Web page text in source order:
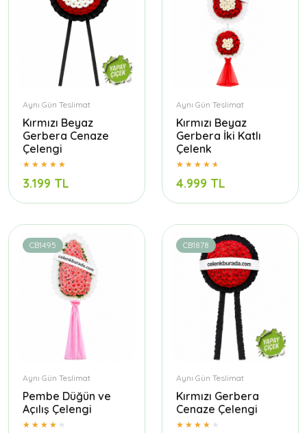
Aynı Gün Teslimat
Kırmızı Beyaz
Gerbera Cenaze
Çelengi
3.199 TL
Aynı Gün Teslimat
Kırmızı Beyaz
Gerbera İki Katlı
Çelenk
4.999 TL
CB1495
Aynı Gün Teslimat
Pembe Düğün ve
Açılış Çelengi
CB1878
Aynı Gün Teslimat
Kırmızı Gerbera
Cenaze Çelengi